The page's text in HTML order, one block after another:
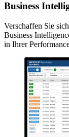
Business
Verschaffen Sie
Business
in Ihrer